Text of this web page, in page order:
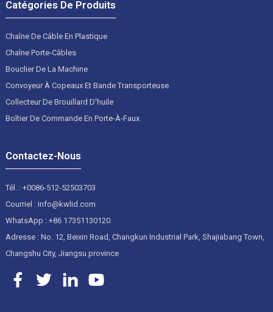
Catégories De Produits
Chaîne De Câble En Plastique
Chaîne Porte-Câbles
Bouclier De La Machine
Convoyeur À Copeaux Et Bande Transporteuse
Collecteur De Brouillard D'huile
Boîtier De Commande En Porte-À-Faux
Contactez-Nous
Tél. : +0086-512-52503703
Courriel : info@kwlid.com
WhatsApp : +86 17351130120
Adresse : No. 12, Beixin Road, Changkun Industrial Park, Shajiabang Town,
Changshu City, Jiangsu province